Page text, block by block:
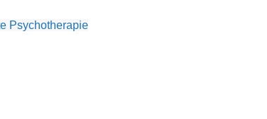
Psychotherapie